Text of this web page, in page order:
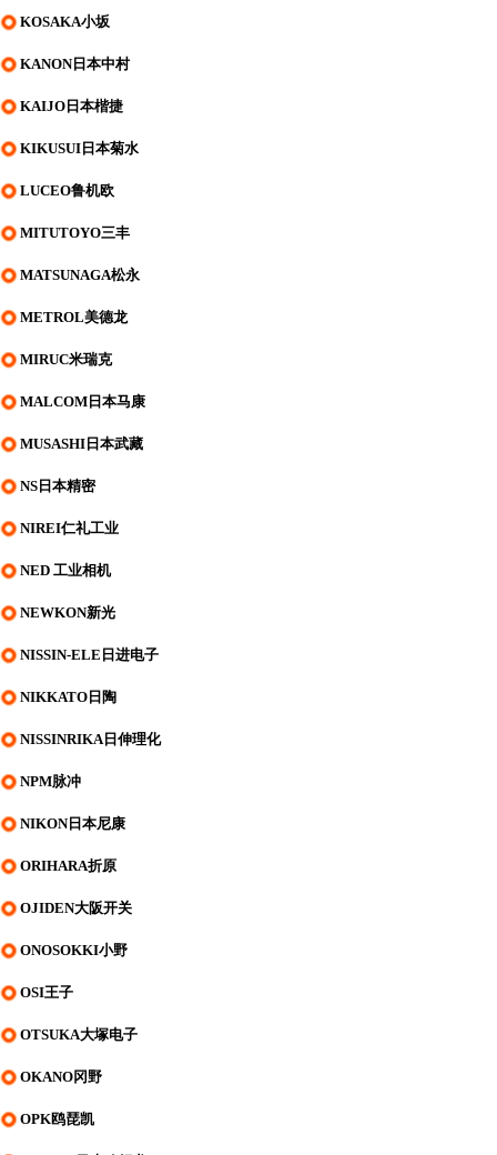
KOSAKA小坂
KANON日本中村
KAIJO日本楷捷
KIKUSUI日本菊水
LUCEO鲁机欧
MITUTOYO三丰
MATSUNAGA松永
METROL美德龙
MIRUC米瑞克
MALCOM日本马康
MUSASHI日本武藏
NS日本精密
NIREI仁礼工业
NED 工业相机
NEWKON新光
NISSIN-ELE日进电子
NIKKATO日陶
NISSINRIKA日伸理化
NPM脉冲
NIKON日本尼康
ORIHARA折原
OJIDEN大阪开关
ONOSOKKI小野
OSI王子
OTSUKA大塚电子
OKANO冈野
OPK鸥琵凯